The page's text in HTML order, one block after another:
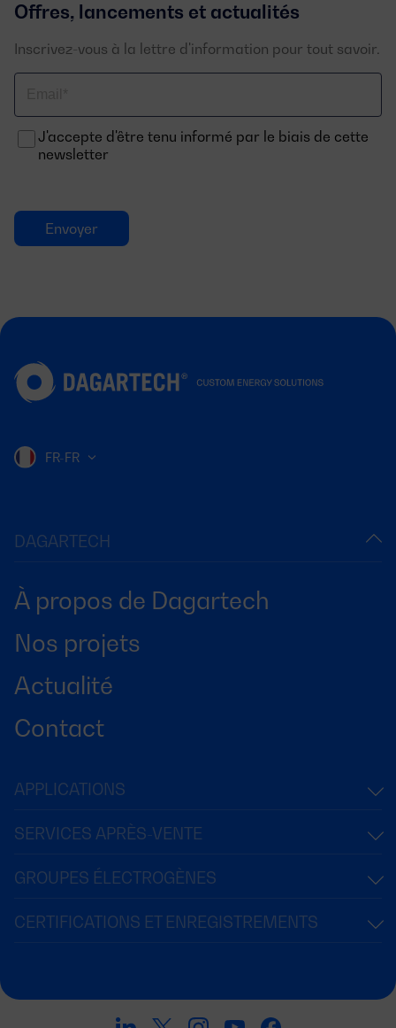
Offres, lancements et actualités
Inscrivez-vous à la lettre d'information pour tout savoir.
J'accepte d'être tenu informé par le biais de cette
newsletter
DAGARTECH
À propos de Dagartech
Nos projets
Actualité
Contact
FR-FR
APPLICATIONS
SERVICES APRÈS-VENTE
GROUPES ÉLECTROGÈNES
CERTIFICATIONS ET ENREGISTREMENTS